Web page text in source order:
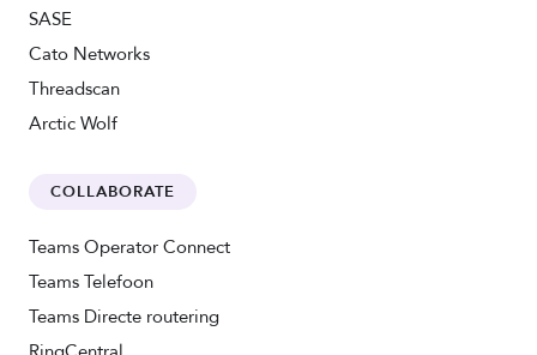
SASE
Cato Networks
Threadscan
Arctic Wolf
COLLABORATE
Teams Operator Connect
Teams Telefoon
Teams Directe routering